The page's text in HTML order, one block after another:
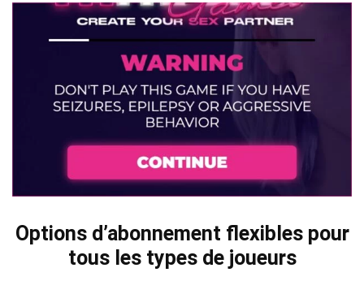
Options d’abonnement flexibles pour
tous les types de joueurs